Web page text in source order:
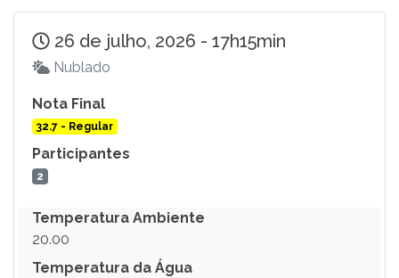
26 de julho, 2026 - 17h15min
Nublado
Nota Final
32.7 - Regular
Participantes
2
Temperatura Ambiente
20.00
Temperatura da Água